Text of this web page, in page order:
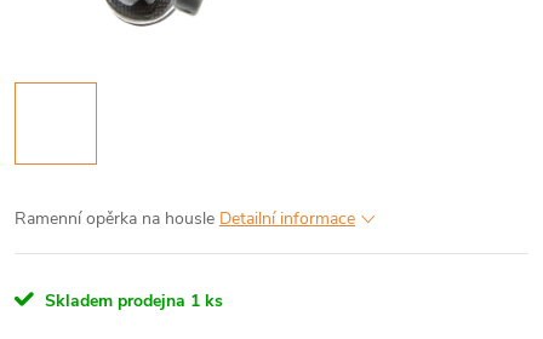
Ramenní opěrka na housle Detailní informace
Skladem prodejna 1 ks